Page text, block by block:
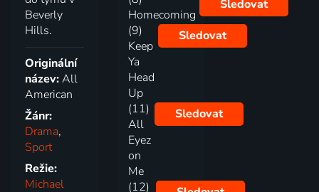
Beverly
Hills.
Originální
název:All
American
Žánr:
Drama,
Sport
Režie:
Michael
Homecoming
Sledovat
(9)
Keep
Ya
Head
Up
Sledovat
(11)
All
Eyez
on
Me
Sledovat
(12)